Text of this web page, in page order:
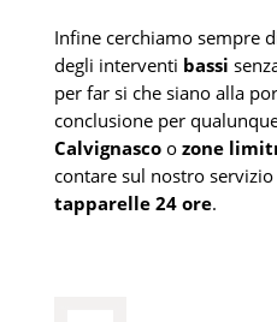
Infine cerchiamo sempre
degli interventi bassi
per far si che siano alla
conclusione per
Calvignascoo zone
contare sul nostro servizio
tapparelle 24 ore.